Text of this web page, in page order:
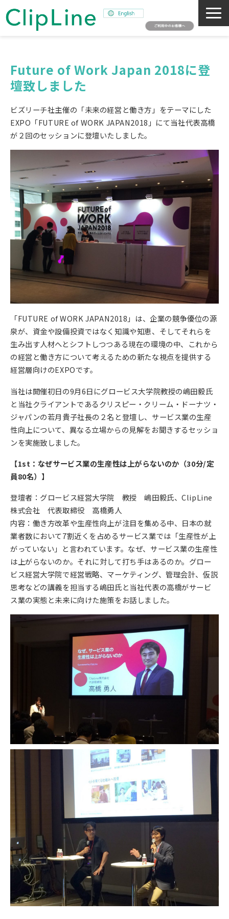
事業紹介
サステナビリティ
採用情報
SNAPSHOT
Future of Work Japan 2018に登
壇致しました
ビズリーチ社主催の「未来の経営と働き方」をテーマにした
EXPO「FUTURE of WORK JAPAN2018」にて当社代表高橋
が２回のセッションに登壇いたしました。
「FUTURE of WORK JAPAN2018」は、企業の競争優位の源
泉が、資金や設備投資ではなく知識や知恵、そしてそれらを
生み出す人材へとシフトしつつある現在の環境の中、これから
の経営と働き方について考えるための新たな視点を提供する
経営層向けのEXPOです。
当社は開催初日の9月6日にグロービス大学院教授の嶋田毅氏
と当社クライアントであるクリスピー・クリーム・ドーナツ・
ジャパンの若月貴子社長の２名と登壇し、サービス業の生産
性向上について、異なる立場からの見解をお聞きするセッショ
ンを実施致しました。
【1st：なぜサービス業の生産性は上がらないのか（30分/定
員80名）】
登壇者：グロービス経営大学院 教授 嶋田毅氏、ClipLine
株式会社 代表取締役 高橋勇人
内容：働き方改革や生産性向上が注目を集める中、日本の就
業者数において7割近くを占めるサービス業では「生産性が上
がっていない」と言われています。なぜ、サービス業の生産性
は上がらないのか。それに対して打ち手はあるのか。グロー
ビス経営大学院で経営戦略、マーケティング、管理会計、仮説
思考などの講義を担当する嶋田氏と当社代表の高橋がサービ
ス業の実態と未来に向けた施策をお話しました。